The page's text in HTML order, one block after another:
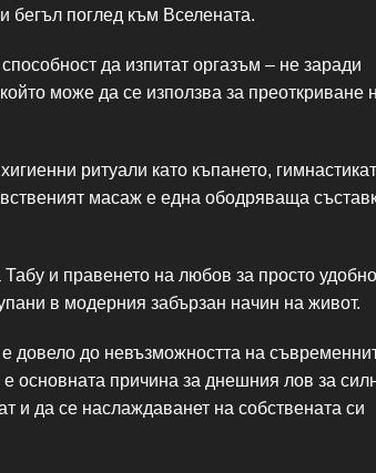
бегъл поглед към Вселената.
да изпитат оргазъм – не заради
може да се използва за преоткриване
ритуали като къпането,
масаж е една ободряваща
и правенето на любов за просто удобно
в модерния забързан начин на живот.
довело до невъзможността на
основната причина за днешния лов за
и да се наслаждаванет на собствената си